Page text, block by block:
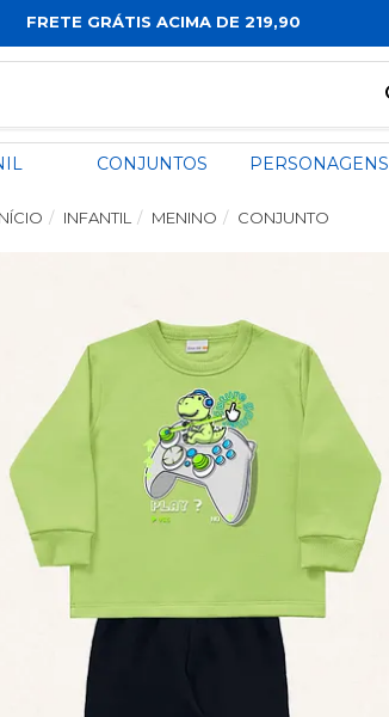
FRETE GRÁTIS ACIMA DE 219,90
CONJUNTOS PERSONAGENS
INFANTIL MENINO CONJUNTO